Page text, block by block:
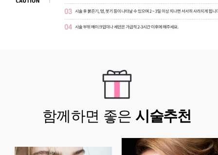
함께하면 좋은 시술추천